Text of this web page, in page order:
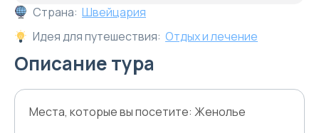
Страна: Швейцария
Идея для путешествия: Отдых и лечение
Описание тура
Места, которые вы посетите: Женолье